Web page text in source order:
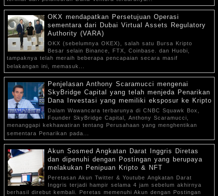
OKX mendapatkan Persetujuan Operasi
sementara dari Dubai Virtual Assets Regulatory
Authority (VARA)
OKX (sebelumnya OKEX), salah satu Bursa Kripto
Besar selain Binance, FTX, Coinbase. dan Huobi,
tampaknya telah meraih beberapa pencapaian secara masif
belakangan ini, memasuk...
Penjelasan Anthony Scaramucci mengenai
SkyBridge Capital yang telah menjeda Penarikan
Dana Investasi yang memiliki eksposur ke Kripto
Dalam Wawancara terbarunya di CNBC Squawk Box,
Founder SkyBridge Capital, Anthony Scaramucci,
menanggapi kekhawatiran tentang Perusahaan yang menghentikan
sementara Penarikan pada...
Akun Sosmed Angkatan Darat Inggris Diretas
dan dipenuhi dengan Postingan yang berupaya
melakukan Penipuan Kripto & NFT
Peretasan Akun Twitter & Youtube Angkatan Darat
Inggris terjadi hampir selama 4 jam sebelum akhirnya
berhasil direbut kembali. Peretas memenuhi Akun dengan Postingan